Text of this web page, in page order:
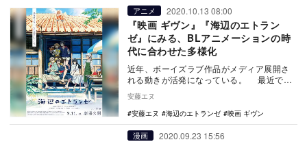
アニメ 2020.10.13 08:00
『映画 ギヴン』『海辺のエトラン
ゼ』にみる、BLアニメーションの時
代に合わせた多様化
近年、ボーイズラブ作品がメディア展開さ
れる動きが活発になっている。 最近で
は、ボーイズバンド内の恋愛群像劇を描い
たキヅナ…
安藤エヌ
安藤エヌ
海辺のエトランゼ 映画 ギヴン
漫画 2020.09.23 15:56